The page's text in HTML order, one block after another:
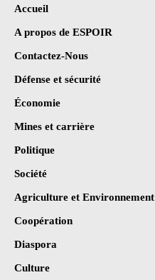
Accueil
A propos de ESPOIR
Contactez-Nous
Défense et sécurité
Économie
Mines et carrière
Politique
Société
Agriculture et Environnement
Coopération
Diaspora
Culture